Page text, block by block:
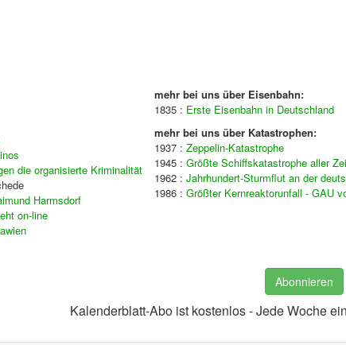
mehr bei uns über Eisenbahn:
die organisierte Kriminalität
Harmsdorf
on-line
1835 : Erste Eisenbahn in Deutschland
mehr bei uns über Katastrophen:
1937 : Zeppelin-Katastrophe
1945 : Größte Schiffskatastrophe aller
1962 : Jahrhundert-Sturmflut an der
1986 : Größter Kernreaktorunfall - GAU
Abonnieren
Kalenderblatt-Abo ist kostenlos - Jede Woche